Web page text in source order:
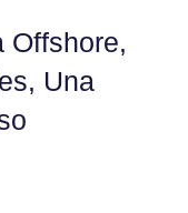
Offshore,
Una